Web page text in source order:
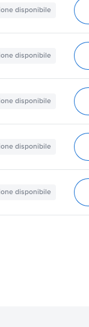
disponibile
disponibile
disponibile
disponibile
disponibile